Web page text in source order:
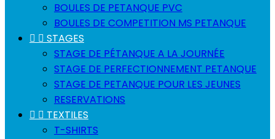
BOULES DE PETANQUE PVC
BOULES DE COMPETITION MS PETANQUE
  STAGES
STAGE DE PÉTANQUE A LA JOURNÉE
STAGE DE PERFECTIONNEMENT PETANQUE
STAGE DE PETANQUE POUR LES JEUNES
RESERVATIONS
  TEXTILES
T-SHIRTS